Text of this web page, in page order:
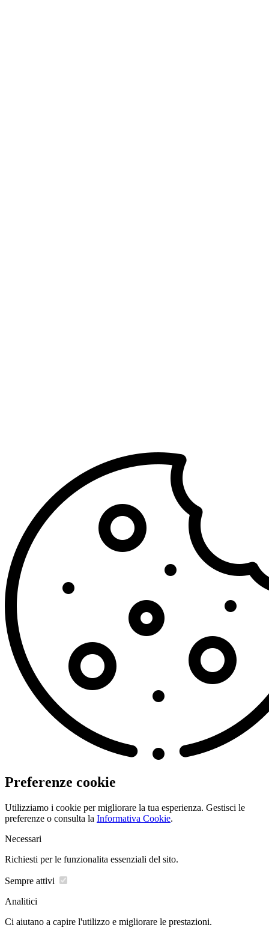
Preferenze cookie
Utilizziamo i cookie per migliorare la tua esperienza. Gestisci le
preferenze o consulta la Informativa Cookie.
Necessari
Richiesti per le funzionalita essenziali del sito.
Sempre attivi
Analitici
Ci aiutano a capire l'utilizzo e migliorare le prestazioni.